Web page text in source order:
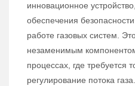
инновационное
обеспечения
работе газовых систем.
незаменимым
процессах, где требуется
регулирование потока газа.